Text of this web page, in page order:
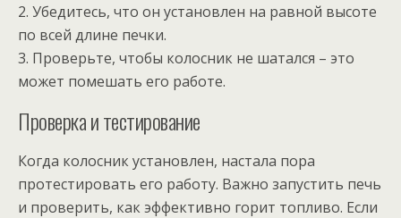
2. Убедитесь, что он установлен на равной высоте
по всей длине печки.
3. Проверьте, чтобы колосник не шатался – это
может помешать его работе.
Проверка и тестирование
Когда колосник установлен, настала пора
протестировать его работу. Важно запустить печь
и проверить, как эффективно горит топливо. Если